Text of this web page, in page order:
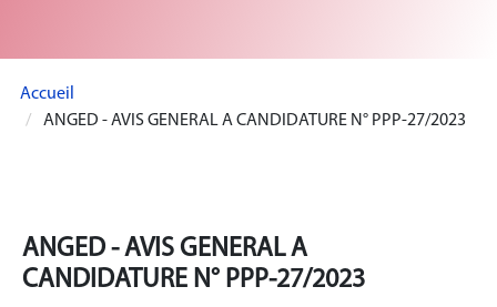
Accueil
ANGED - AVIS GENERAL A CANDIDATURE N° PPP-27/2023
ANGED - AVIS GENERAL A
CANDIDATURE N° PPP-27/2023